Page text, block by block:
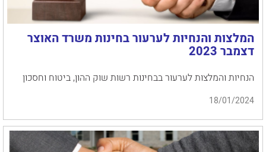
המלצות והנחיות לערעור בחינות משרד האוצר
דצמבר 2023
הנחיות והמלצות לערעור בבחינות רשות שוק ההון, ביטוח וחסכון
18/01/2024